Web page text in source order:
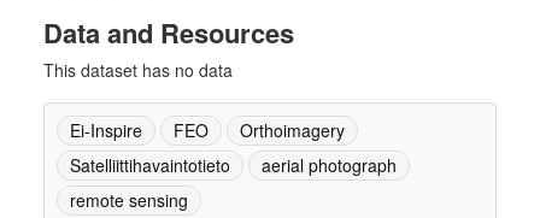
Data and Resources
This dataset has no data
Ei-Inspire FEO
Orthoimagery
Satelliittihavaintotieto
aerial photograph
remote sensing